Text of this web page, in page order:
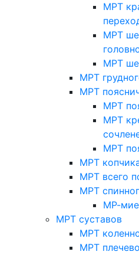
МРТ
МРТ
МРТ
МРТ
МРТ
МРТ
МРТ
МРТ
МРТ
МРТ всего
МРТ
МР-
МРТ суставов
МРТ
МРТ